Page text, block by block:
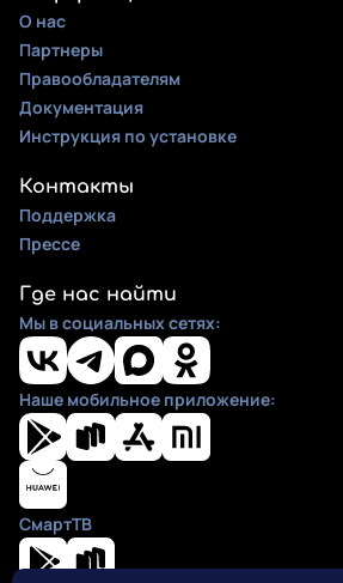
О нас
Партнеры
Правообладателям
Документация
Инструкция по установке
Контакты
Поддержка
Прессе
Где нас найти
Мы в социальных сетях:
Наше мобильное приложение:
СмартТВ